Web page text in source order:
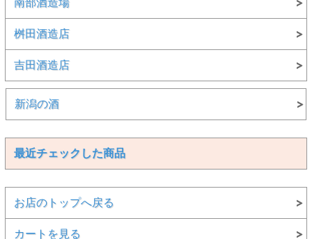
桝田酒造店
吉田酒造店
新潟の酒
最近チェックした商品
お店のトップへ戻る
カートを見る